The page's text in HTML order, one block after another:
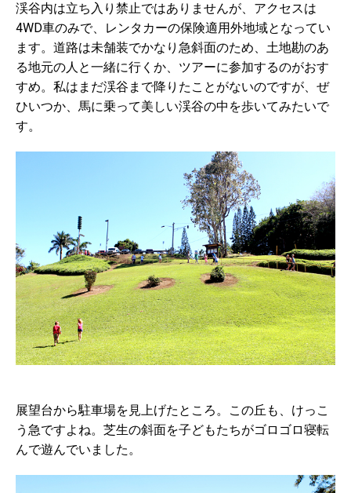
渓谷内は立ち入り禁止ではありませんが、アクセスは
4WD車のみで、レンタカーの保険適用外地域となってい
ます。道路は未舗装でかなり急斜面のため、土地勘のあ
る地元の人と一緒に行くか、ツアーに参加するのがおす
すめ。私はまだ渓谷まで降りたことがないのですが、ぜ
ひいつか、馬に乗って美しい渓谷の中を歩いてみたいで
す。
展望台から駐車場を見上げたところ。この丘も、けっこ
う急ですよね。芝生の斜面を子どもたちがゴロゴロ寝転
んで遊んでいました。